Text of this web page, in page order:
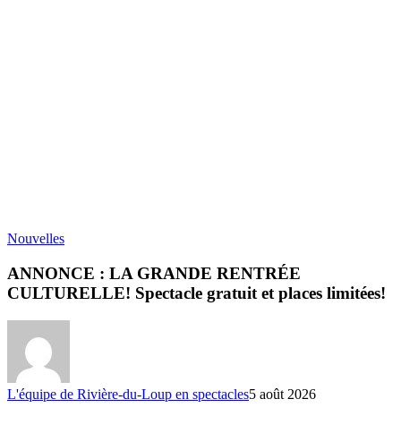
Nouvelles
ANNONCE : LA GRANDE RENTRÉE
CULTURELLE! Spectacle gratuit et places limitées!
L'équipe de Rivière-du-Loup en spectacles5 août 2026